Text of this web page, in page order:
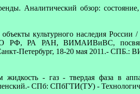
Аналитический обзор:
культурного наследия
РФ, РА РАН, ВИМАИВиВС,
Петербург, 18-20 мая 2011.-
жидкость - газ - твердая фаза в
СПб: СПбГТИ(ТУ) -